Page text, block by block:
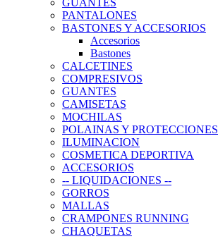
GUANTES
PANTALONES
BASTONES Y ACCESORIOS
Accesorios
Bastones
CALCETINES
COMPRESIVOS
GUANTES
CAMISETAS
MOCHILAS
POLAINAS Y PROTECCIONES
ILUMINACION
COSMETICA DEPORTIVA
ACCESORIOS
-- LIQUIDACIONES --
GORROS
MALLAS
CRAMPONES RUNNING
CHAQUETAS